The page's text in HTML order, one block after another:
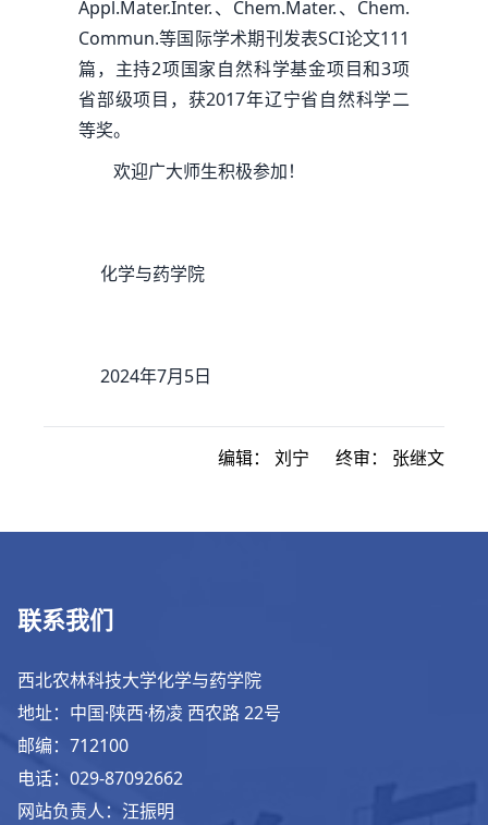
Appl.Mater.Inter.、Chem.Mater.、Chem.
Commun.等国际学术期刊发表SCI论文111
篇，主持2项国家自然科学基金项目和3项
省部级项目，获2017年辽宁省自然科学二
等奖。
欢迎广大师生积极参加！
化学与药学院
2024年7月5日
编辑： 刘宁 终审： 张继文
联系我们
西北农林科技大学化学与药学院
地址：中国·陕西·杨凌 西农路 22号
邮编：712100
电话：029-87092662
网站负责人：汪振明